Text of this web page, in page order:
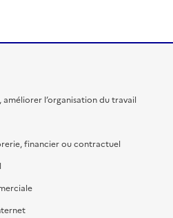
l’organisation du travail
financier ou contractuel